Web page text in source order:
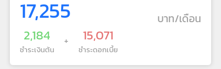
17,255 บาท/เดือน
2,184
ชำระเงินต้น
+ 15,071
ชำระดอกเบี้ย